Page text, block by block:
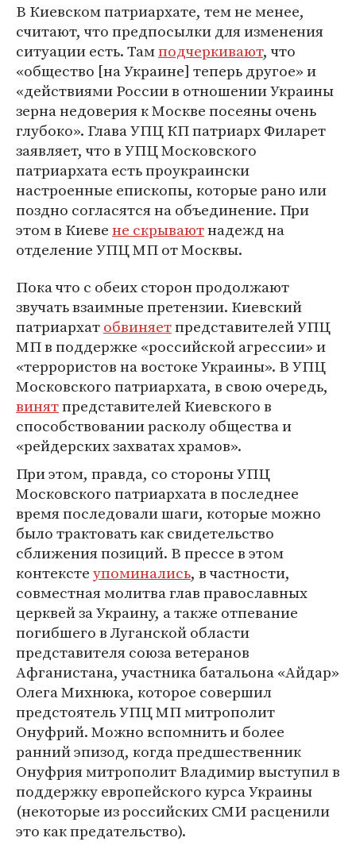
В Киевском патриархате, тем не менее,
считают, что предпосылки для изменения
ситуации есть. Тамподчеркивают, что
«общество [на Украине] теперь другое» и
«действиями России в отношении Украины
зерна недоверия к Москве посеяны очень
глубоко». Глава УПЦ КП патриарх Филарет
заявляет, что в УПЦ Московского
патриархата есть проукраински
настроенные епископы, которые рано или
поздно согласятся на объединение. При
этом в Киевене скрываютнадежд на
отделение УПЦ МП от Москвы.
Пока что с обеих сторон продолжают
звучать взаимные претензии. Киевский
патриархатобвиняетпредставителей УПЦ
МП в поддержке «российской агрессии» и
«террористов на востоке Украины». В УПЦ
Московского патриархата, в свою очередь,
винятпредставителей Киевского в
способствовании расколу общества и
«рейдерских захватах храмов».
При этом, правда, со стороны УПЦ
Московского патриархата в последнее
время последовали шаги, которые можно
было трактовать как свидетельство
сближения позиций. В прессе в этом
контекстеупоминались, в частности,
совместная молитва глав православных
церквей за Украину, а также отпевание
погибшего в Луганской области
представителя союза ветеранов
Афганистана, участника батальона «Айдар»
Олега Михнюка, которое совершил
предстоятель УПЦ МП митрополит
Онуфрий. Можно вспомнить и более
ранний эпизод, когда предшественник
Онуфрия митрополит Владимир выступил в
поддержку европейского курса Украины
(некоторые из российских СМИ расценили
это как предательство).